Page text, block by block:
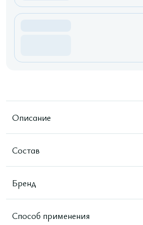
Описание
Состав
Бренд
Способ применения